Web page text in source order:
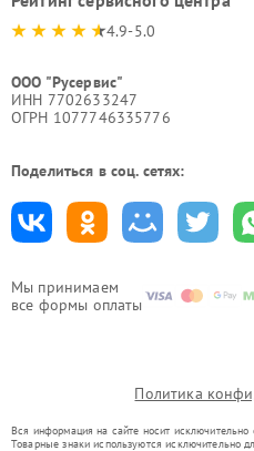
Мы принимаем
все формы оплаты
4.9-5.0
ООО "Русервис"
ИНН 7702633247
ОГРН 1077746335776
Поделиться в соц. сетях:
Политика
Вся информация на сайте носит исключительно
Товарные знаки используются исключительно